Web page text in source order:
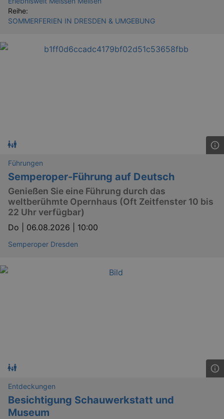
Reihe:
SOMMERFERIEN IN DRESDEN & UMGEBUNG
Führungen
Semperoper-Führung auf Deutsch
Genießen Sie eine Führung durch das
weltberühmte Opernhaus (Oft Zeitfenster 10 bis
22 Uhr verfügbar)
Do | 06.08.2026 | 10:00
Semperoper Dresden
Entdeckungen
Besichtigung Schauwerkstatt und
Museum